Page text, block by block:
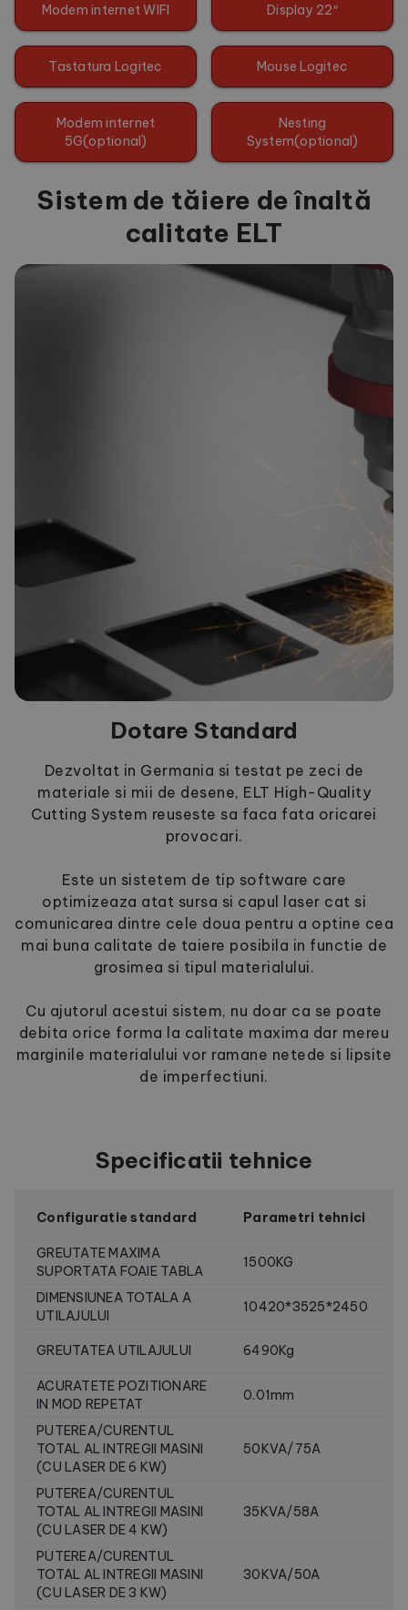
Modem internet WIFI Display 22″
Tastatura Logitec Mouse Logitec
Modem internet
5G(optional)
Nesting
System(optional)
Sistem de tăiere de înaltă
calitate ELT
Dotare Standard
Dezvoltat in Germania si testat pe zeci de
materiale si mii de desene, ELT High-Quality
Cutting System reuseste sa faca fata oricarei
provocari.
Este un sistetem de tip software care
optimizeaza atat sursa si capul laser cat si
comunicarea dintre cele doua pentru a optine cea
mai buna calitate de taiere posibila in functie de
grosimea si tipul materialului.
Cu ajutorul acestui sistem, nu doar ca se poate
debita orice forma la calitate maxima dar mereu
marginile materialului vor ramane netede si lipsite
de imperfectiuni.
Specificatii tehnice
Configuratie standard Parametri tehnici
GREUTATE MAXIMA
SUPORTATA FOAIE TABLA
1500KG
DIMENSIUNEA TOTALA A
UTILAJULUI
10420*3525*2450
GREUTATEA UTILAJULUI 6490Kg
ACURATETE POZITIONARE
IN MOD REPETAT
0.01mm
PUTEREA/CURENTUL
TOTAL AL INTREGII MASINI
(CU LASER DE 6 KW)
50KVA/75A
PUTEREA/CURENTUL
TOTAL AL INTREGII MASINI
(CU LASER DE 4 KW)
35KVA/58A
PUTEREA/CURENTUL
TOTAL AL INTREGII MASINI
(CU LASER DE 3 KW)
30KVA/50A